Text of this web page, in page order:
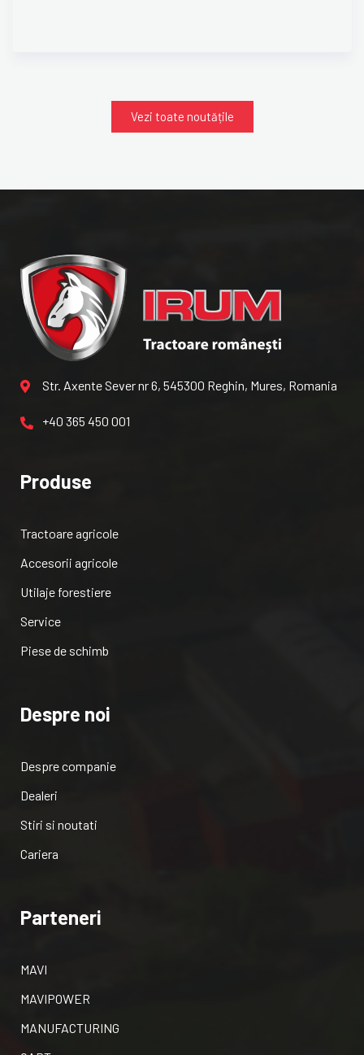
Vezi toate noutățile
Str. Axente Sever nr 6, 545300 Reghin, Mures, Romania
+40 365 450 001
Produse
Tractoare agricole
Accesorii agricole
Utilaje forestiere
Service
Piese de schimb
Despre noi
Despre companie
Dealeri
Stiri si noutati
Cariera
Parteneri
MAVI
MAVIPOWER
MANUFACTURING